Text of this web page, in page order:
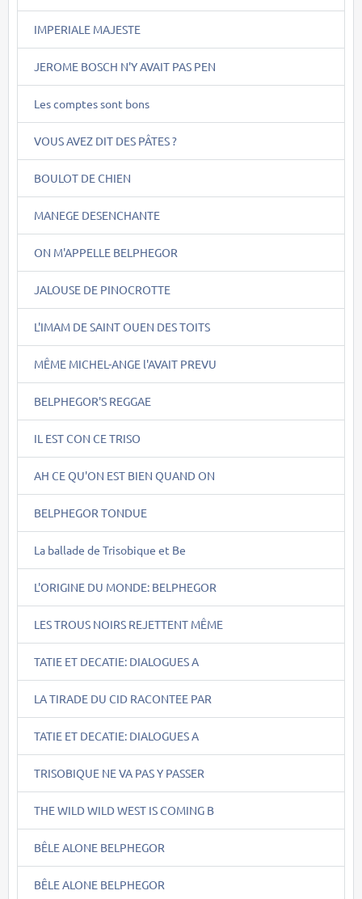
IMPERIALE MAJESTE
JEROME BOSCH N'Y AVAIT PAS PEN
Les comptes sont bons
VOUS AVEZ DIT DES PÂTES ?
BOULOT DE CHIEN
MANEGE DESENCHANTE
ON M'APPELLE BELPHEGOR
JALOUSE DE PINOCROTTE
L'IMAM DE SAINT OUEN DES TOITS
MÊME MICHEL-ANGE l'AVAIT PREVU
BELPHEGOR'S REGGAE
IL EST CON CE TRISO
AH CE QU'ON EST BIEN QUAND ON
BELPHEGOR TONDUE
La ballade de Trisobique et Be
L'ORIGINE DU MONDE: BELPHEGOR
LES TROUS NOIRS REJETTENT MÊME
TATIE ET DECATIE: DIALOGUES A
LA TIRADE DU CID RACONTEE PAR
TATIE ET DECATIE: DIALOGUES A
TRISOBIQUE NE VA PAS Y PASSER
THE WILD WILD WEST IS COMING B
BÊLE ALONE BELPHEGOR
BÊLE ALONE BELPHEGOR